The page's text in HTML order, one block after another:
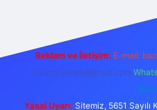
Reklam ve İletişim: E-mail:
forumhizmeti@gmail.com
Yasal Uyarı: Sitemiz, 5651